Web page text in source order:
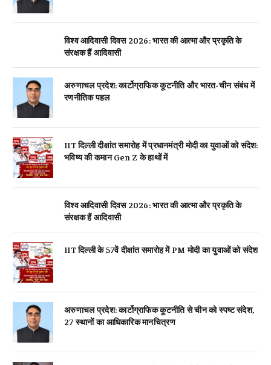
विश्व आदिवासी दिवस 2026: भारत की आत्मा और प्रकृति के
संरक्षक हैं आदिवासी
अरुणाचल प्रदेश: कार्टोग्राफिक कूटनीति और भारत-चीन संबंध में
रणनीतिक पहल
IIT दिल्ली दीक्षांत समारोह में प्रधानमंत्री मोदी का युवाओं को संदेश:
भविष्य की कमान Gen Z के हाथों में
विश्व आदिवासी दिवस 2026: भारत की आत्मा और प्रकृति के
संरक्षक हैं आदिवासी
IIT दिल्ली के 57वें दीक्षांत समारोह में PM मोदी का युवाओं को संदेश
अरुणाचल प्रदेश: कार्टोग्राफिक कूटनीति से चीन को स्पष्ट संदेश,
27 स्थानों का आधिकारिक मानचित्रण